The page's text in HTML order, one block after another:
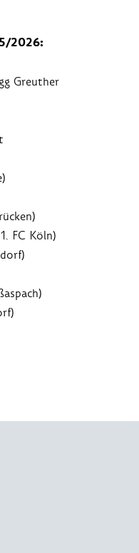
2026:
Greuther
FC Köln)